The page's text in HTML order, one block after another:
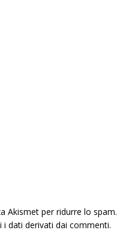
Akismet per ridurre lo spam.
i dati derivati dai commenti.